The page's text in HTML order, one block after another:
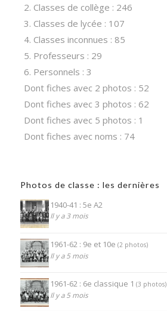
2. Classes de collège : 246
3. Classes de lycée : 107
4. Classes inconnues : 85
5. Professeurs : 29
6. Personnels : 3
Dont fiches avec 2 photos : 52
Dont fiches avec 3 photos : 62
Dont fiches avec 5 photos : 1
Dont fiches avec noms : 74
Photos de classe : les dernières
1940-41 : 5e A2
Il y a 3 mois
1961-62 : 9e et 10e (2 photos)
Il y a 5 mois
1961-62 : 6e classique 1 (3 photos)
Il y a 5 mois